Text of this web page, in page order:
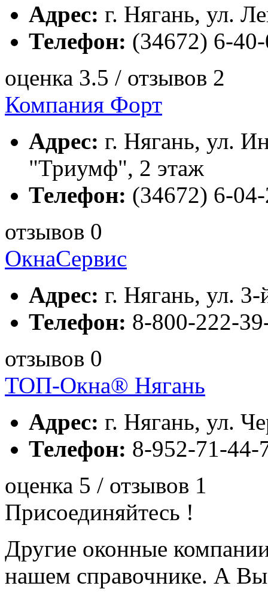
Адрес: г. Нягань, ул.
Телефон: (34672) 6-
оценка 3.5 / отзывов 2
Компания Форт
Адрес: г. Нягань, ул.
"Триумф", 2 этаж
Телефон: (34672) 6-
отзывов 0
ОкнаСервис
Адрес: г. Нягань, ул.
Телефон: 8-800-222-
отзывов 0
ТОП-Окна® Нягань
Адрес: г. Нягань, ул.
Телефон: 8-952-71-44-
оценка 5 / отзывов 1
Присоединяйтесь !
Другие оконные
нашем справочнике. А